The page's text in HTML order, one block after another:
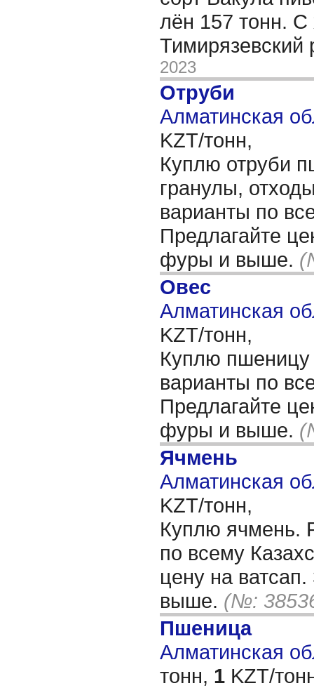
лён 157 тонн. С
Тимирязевский
2023
Отруби
Алматинская
KZT/тонн,
Куплю отруби
гранулы,
варианты по
Предлагайте
фуры и выше.
Овес
Алматинская
KZT/тонн,
Куплю
варианты по
Предлагайте
фуры и выше.
Ячмень
Алматинская
KZT/тонн,
Куплю ячмень.
по всему
цену на
выше. (№:
Пшеница
Алматинская
тонн, 1 KZT/